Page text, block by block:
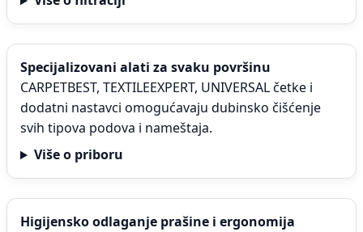
Specijalizovani alati za svaku površinu
CARPETBEST, TEXTILEEXPERT, UNIVERSAL četke i
dodatni nastavci omogućavaju dubinsko čišćenje
svih tipova podova i nameštaja.
Više o priboru
Higijensko odlaganje prašine i ergonomija